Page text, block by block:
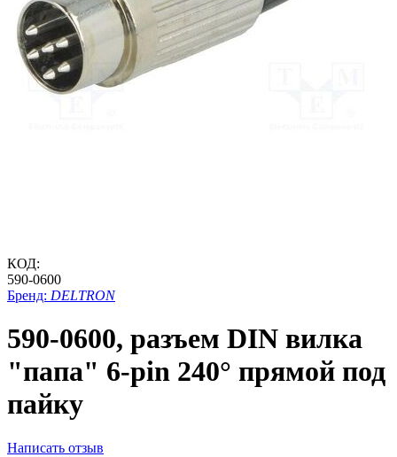
КОД:
590-0600
Бренд: DELTRON
590-0600, разъем DIN вилка
"папа" 6-pin 240° прямой под
пайку
Написать отзыв